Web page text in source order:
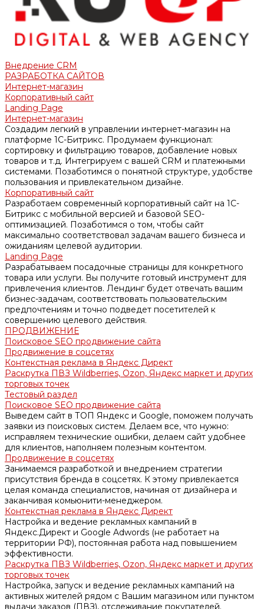
Внедрение CRM
РАЗРАБОТКА САЙТОВ
Интернет-магазин
Корпоративный сайт
Landing Page
Интернет-магазин
Создадим легкий в управлении интернет-магазин на
платформе 1С-Битрикс. Продумаем функционал:
сортировку и фильтрацию товаров, добавление новых
товаров и т.д. Интегрируем с вашей CRM и платежными
системами. Позаботимся о понятной структуре, удобстве
пользования и привлекательном дизайне.
Корпоративный сайт
Разработаем современный корпоративный сайт на 1С-
Битрикс с мобильной версией и базовой SEO-
оптимизацией. Позаботимся о том, чтобы сайт
максимально соответствовал задачам вашего бизнеса и
ожиданиям целевой аудитории.
Landing Page
Разрабатываем посадочные страницы для конкретного
товара или услуги. Вы получите готовый инструмент для
привлечения клиентов. Лендинг будет отвечать вашим
бизнес-задачам, соответствовать пользовательским
предпочтениям и точно подведет посетителей к
совершению целевого действия.
ПРОДВИЖЕНИЕ
Поисковое SEO продвижение сайта
Продвижение в соцсетях
Контекстная реклама в Яндекс Директ
Раскрутка ПВЗ Wildberries, Ozon, Яндекс маркет и других
торговых точек
Тестовый раздел
Поисковое SEO продвижение сайта
Выведем сайт в ТОП Яндекс и Google, поможем получать
заявки из поисковых систем. Делаем все, что нужно:
исправляем технические ошибки, делаем сайт удобнее
для клиентов, наполняем полезным контентом.
Продвижение в соцсетях
Занимаемся разработкой и внедрением стратегии
присутствия бренда в соцсетях. К этому привлекается
целая команда специалистов, начиная от дизайнера и
заканчивая комьюнити-менеджером.
Контекстная реклама в Яндекс Директ
Настройка и ведение рекламных кампаний в
Яндекс.Директ и Google Adwords (не работает на
территории РФ), постоянная работа над повышением
эффективности.
Раскрутка ПВЗ Wildberries, Ozon, Яндекс маркет и других
торговых точек
Настройка, запуск и ведение рекламных кампаний на
активных жителей рядом с Вашим магазином или пунктом
выдачи заказов (ПВЗ), отслеживание покупателей.